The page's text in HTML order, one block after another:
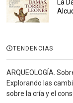
La
TENDENCIAS
ARQUEOLOGÍA.
Explorando las
sobre la cría y el